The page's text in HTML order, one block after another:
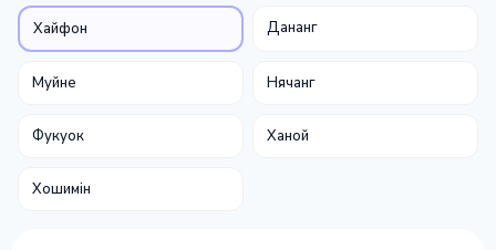
Хайфон Дананг
Муйне Нячанг
Фукуок Ханой
Хошимін